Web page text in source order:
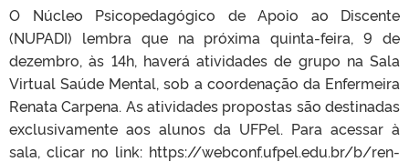
O Núcleo Psicopedagógico de Apoio ao Discente
(NUPADI) lembra que na próxima quinta-feira, 9 de
dezembro, às 14h, haverá atividades de grupo na Sala
Virtual Saúde Mental, sob a coordenação da Enfermeira
Renata Carpena. As atividades propostas são destinadas
exclusivamente aos alunos da UFPel. Para acessar à
sala, clicar no link: https://webconf.ufpel.edu.br/b/ren-